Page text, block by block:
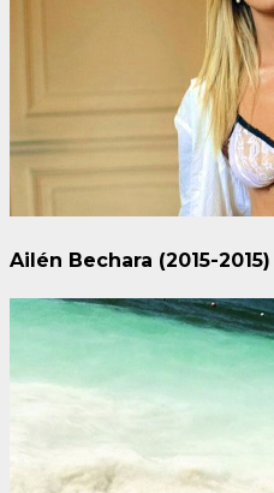
Ailén Bechara (2015-2015)